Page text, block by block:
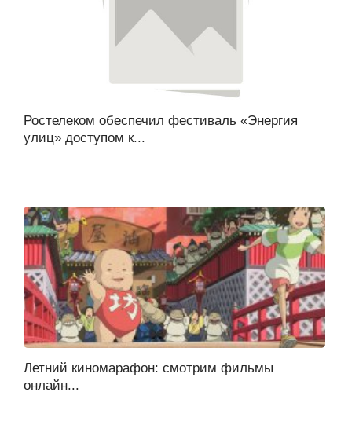
Ростелеком обеспечил фестиваль «Энергия
улиц» доступом к...
Летний киномарафон: смотрим фильмы
онлайн...